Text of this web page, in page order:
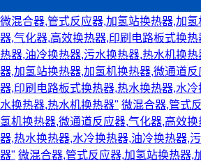
微混合器,管式反应器,加氢站换热器,加
器,气化器,高效换热器,印刷电路板式换
热器,油冷换热器,污水换热器,热水机换热
器,加氢站换热器,加氢机换热器,微通道
器,印刷电路板式换热器,热水换热器,水
水换热器,热水机换热器" 微混合器,管式
氢机换热器,微通道反应器,气化器,高效
器,热水换热器,水冷换热器,油冷换热器,
器" 微混合器,管式反应器,加氢站换热器,